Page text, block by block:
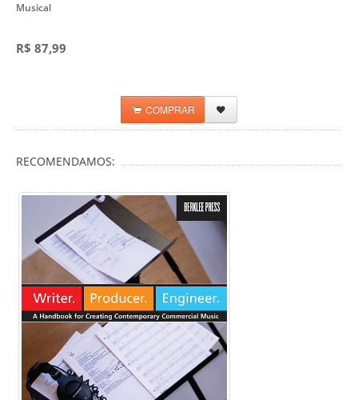
Musical
R$ 87,99
COMPRAR
RECOMENDAMOS: